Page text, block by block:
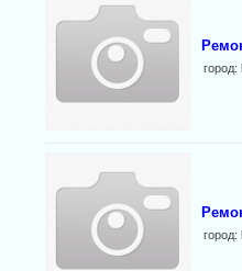
город:
город: